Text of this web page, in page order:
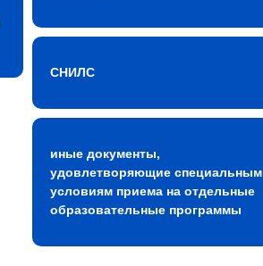
СНИЛС
иные документы,
удовлетворяющие специальным
условиям приема на отдельные
образовательные программы